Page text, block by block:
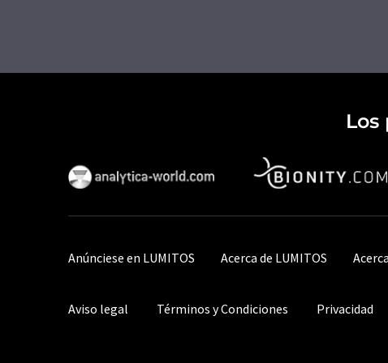
Los
Anúnciese en LUMITOS Acerca de LUMITOS
Aviso legal Términos y Condiciones Privacidad